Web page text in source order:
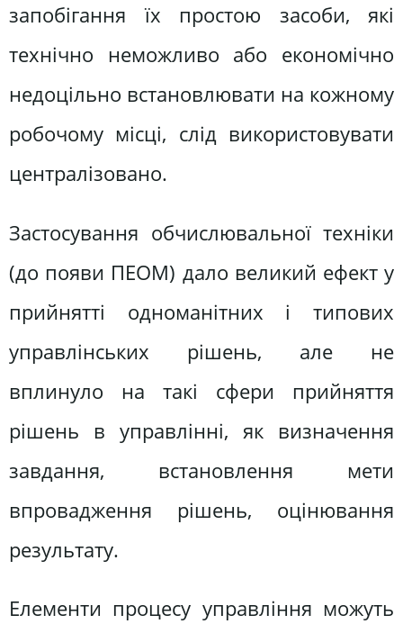
запобігання їх простою засоби, які
технічно неможливо або економічно
недоцільно встановлювати на кожному
робочому місці, слід використовувати
централізовано.
Застосування обчислювальної техніки
(до появи ПЕОМ) дало великий ефект у
прийнятті одноманітних і типових
управлінських рішень, але не
вплинуло на такі сфери прийняття
рішень в управлінні, як визначення
завдання, встановлення мети
впровадження рішень, оцінювання
результату.
Елементи процесу управління можуть